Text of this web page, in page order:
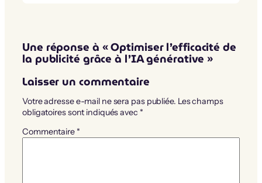
Une réponse à « Optimiser l’efficacité de
la publicité grâce à l’IA générative »
Laisser un commentaire
Votre adresse e-mail ne sera pas publiée. Les champs
obligatoires sont indiqués avec *
Commentaire *